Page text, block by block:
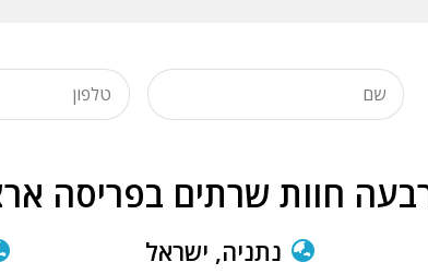
חוות שרתים בפריסה
נתניה, ישראל